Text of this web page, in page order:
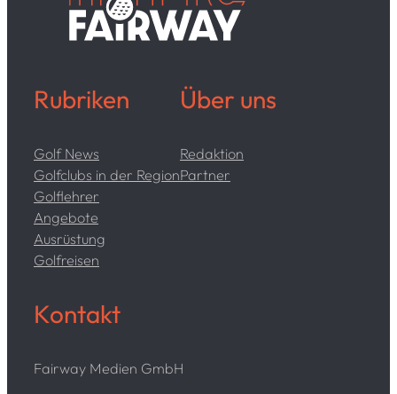
Rubriken
Golf News
Golfclubs in der Region
Golflehrer
Angebote
Ausrüstung
Golfreisen
Über uns
Redaktion
Partner
Kontakt
Fairway Medien GmbH